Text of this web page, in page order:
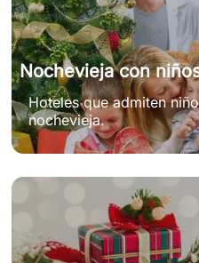
Nochevieja con
Hoteles que admiten
nochevieja.